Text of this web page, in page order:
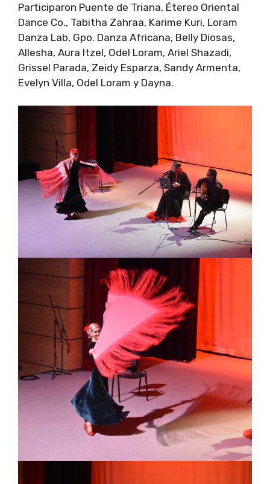
Participaron Puente de Triana, Étereo Oriental
Dance Co., Tabitha Zahraa, Karime Kuri, Loram
Danza Lab, Gpo. Danza Africana, Belly Diosas,
Allesha, Aura Itzel, Odel Loram, Ariel Shazadi,
Grissel Parada, Zeidy Esparza, Sandy Armenta,
Evelyn Villa, Odel Loram y Dayna.